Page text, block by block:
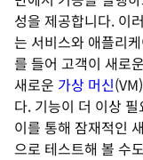
성을 제공합니다. 이
는 서비스와 애플리
를 들어 고객이 새로
새로운 가상 머신
다. 기능이 더 이상
이를 통해 잠재적인
으로 테스트해 볼 수